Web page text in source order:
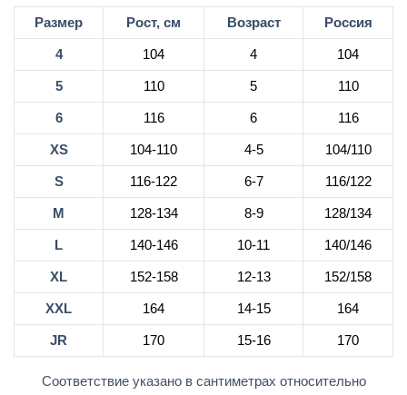
Размер Рост, см Возраст Россия
4 104 4 104
5 110 5 110
6 116 6 116
XS 104-110 4-5 104/110
S 116-122 6-7 116/122
M 128-134 8-9 128/134
L 140-146 10-11 140/146
XL 152-158 12-13 152/158
XXL 164 14-15 164
JR 170 15-16 170
Соответствие указано в сантиметрах относительно